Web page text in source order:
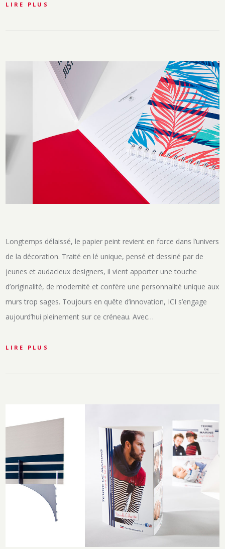
LIRE PLUS
Longtemps délaissé, le papier peint revient en force dans l’univers
de la décoration. Traité en lé unique, pensé et dessiné par de
jeunes et audacieux designers, il vient apporter une touche
d’originalité, de modernité et confère une personnalité unique aux
murs trop sages. Toujours en quête d’innovation, ICI s’engage
aujourd’hui pleinement sur ce créneau. Avec…
LIRE PLUS